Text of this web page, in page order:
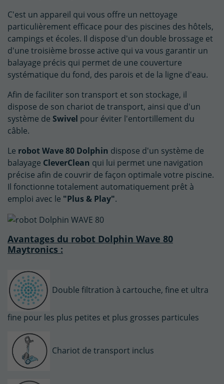
C'est un appareil qui vous offre un nettoyage
particulièrement efficace pour des piscines des hôtels,
campings et écoles. Il dispose d'un double brossage et
d'une troisième brosse active qui va vous garantir un
balayage précis qui permet de une couverture
systématique du fond, des parois et de la ligne d'eau.
Afin de faciliter son transport et son stockage, il
dispose de son chariot de transport, ainsi que d'un
système de Swivel pour éviter l'entortillement du
câble.
Le robot Wave 80 Dolphin dispose d'un système de
balayage CleverClean qui lui permet une navigation
précise afin de couvrir de façon optimale votre piscine.
Il fonctionne totalement automatiquement prêt à
emploi avec le "Plus & Play".
Avantages du robot Dolphin Wave 80
Maytronics :
Double filtration à cartouche, fine et ultra
fine pour les plus petites et plus grosses particules
Chariot de transport inclus